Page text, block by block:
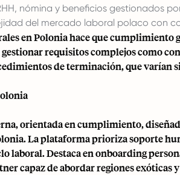
nómina y beneficios gestionados
del mercado laboral polaco con
en Polonia hace quecumplimiento
requisitos complejos como
de terminación, que varían
orientada en cumplimiento,
La plataforma prioriza soporte
laboral. Destaca en onboarding
capaz de abordar regiones